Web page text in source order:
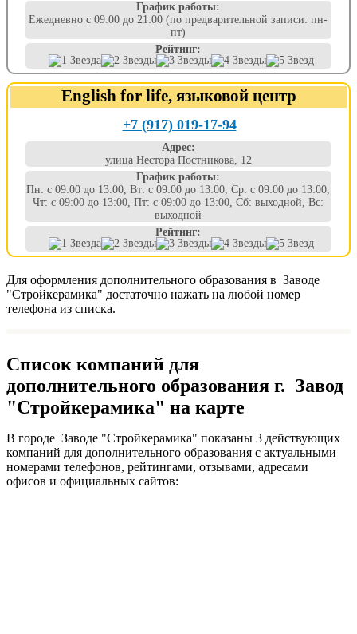
График работы:
Ежедневно с 09:00 до 21:00 (по предварительной записи: пн-
пт)
Рейтинг:
English for life, языковой центр
+7 (917) 019-17-94
Адрес:
улица Нестора Постникова, 12
График работы:
Пн: с 09:00 до 13:00, Вт: с 09:00 до 13:00, Ср: с 09:00 до 13:00,
Чт: с 09:00 до 13:00, Пт: с 09:00 до 13:00, Сб: выходной, Вс:
выходной
Рейтинг:
Для оформления дополнительного образования в Заводе
"Стройкерамика" достаточно нажать на любой номер
телефона из списка.
Список компаний для
дополнительного образования г. Завод
"Стройкерамика" на карте
В городе Заводе "Стройкерамика" показаны 3 действующих
компаний для дополнительного образования с актуальными
номерами телефонов, рейтингами, отзывами, адресами
офисов и официальных сайтов: